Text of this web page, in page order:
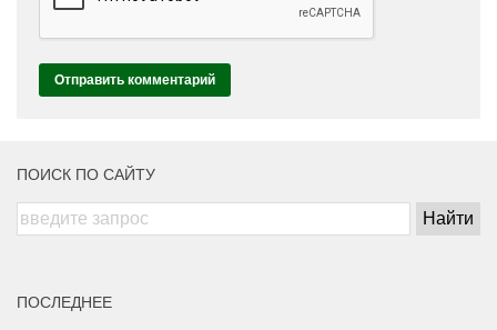
ПОИСК ПО САЙТУ
ПОСЛЕДНЕЕ